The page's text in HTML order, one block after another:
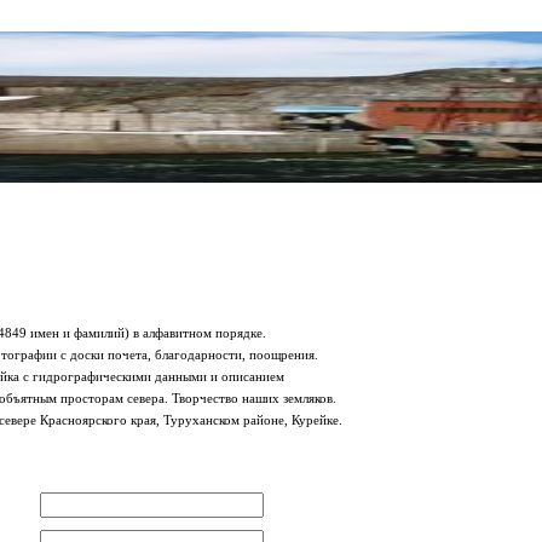
имен и фамилий) в алфавитном порядке.
с доски почета, благодарности, поощрения.
с гидрографическими данными и описанием
просторам севера. Творчество наших земляков.
Красноярского края, Туруханском районе, Курейке.